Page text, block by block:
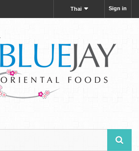
Sign in
Thai